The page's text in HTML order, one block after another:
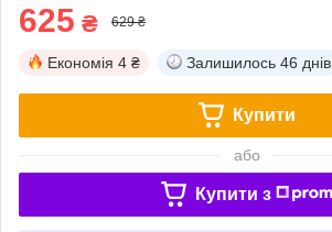
625 ₴ 629 ₴
Економія 4 ₴ Залишилось 46 днів
Купити
або
Купити з